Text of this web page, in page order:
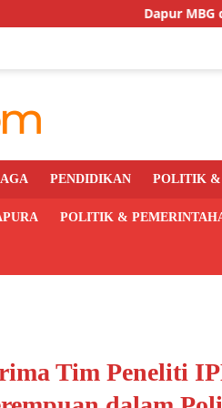
Dapur MBG di Depapre
PENDIDIKAN POLITIK &
POLITIK &
Tim Peneliti